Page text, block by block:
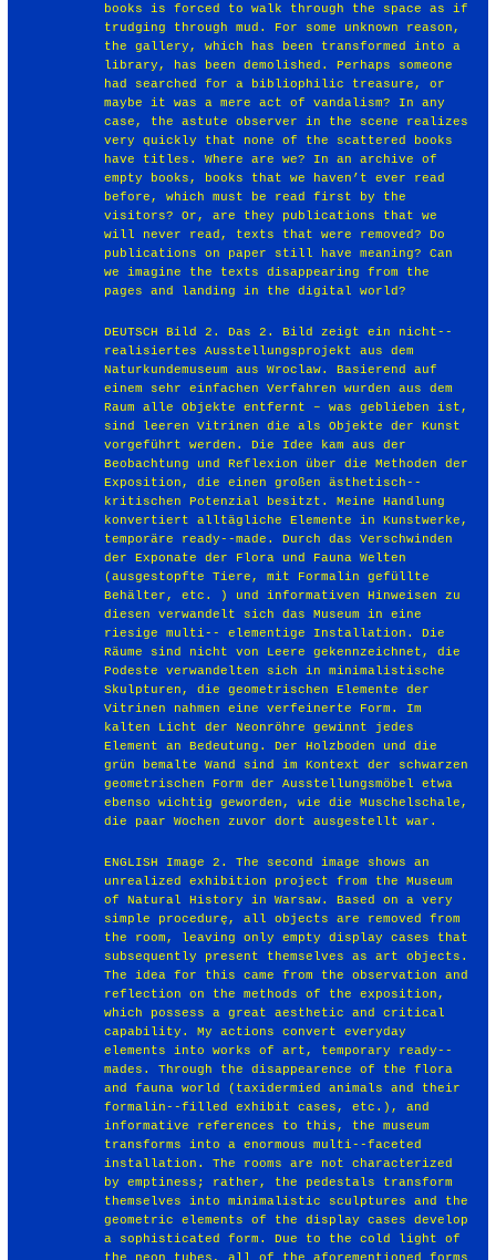
books is forced to walk through the space as if
trudging through mud. For some unknown reason,
the gallery, which has been transformed into a
library, has been demolished. Perhaps someone
had searched for a bibliophilic treasure, or
maybe it was a mere act of vandalism? In any
case, the astute observer in the scene realizes
very quickly that none of the scattered books
have titles. Where are we? In an archive of
empty books, books that we haven’t ever read
before, which must be read first by the
visitors? Or, are they publications that we
will never read, texts that were removed? Do
publications on paper still have meaning? Can
we imagine the texts disappearing from the
pages and landing in the digital world?
DEUTSCH Bild 2. Das 2. Bild zeigt ein nicht-­‐
realisiertes Ausstellungsprojekt aus dem
Naturkundemuseum aus Wroclaw. Basierend auf
einem sehr einfachen Verfahren wurden aus dem
Raum alle Objekte entfernt – was geblieben ist,
sind leeren Vitrinen die als Objekte der Kunst
vorgeführt werden. Die Idee kam aus der
Beobachtung und Reflexion über die Methoden der
Exposition, die einen großen ästhetisch-­‐
kritischen Potenzial besitzt. Meine Handlung
konvertiert alltägliche Elemente in Kunstwerke,
temporäre ready-­‐made. Durch das Verschwinden
der Exponate der Flora und Fauna Welten
(ausgestopfte Tiere, mit Formalin gefüllte
Behälter, etc. ) und informativen Hinweisen zu
diesen verwandelt sich das Museum in eine
riesige multi-­‐ elementige Installation. Die
Räume sind nicht von Leere gekennzeichnet, die
Podeste verwandelten sich in minimalistische
Skulpturen, die geometrischen Elemente der
Vitrinen nahmen eine verfeinerte Form. Im
kalten Licht der Neonröhre gewinnt jedes
Element an Bedeutung. Der Holzboden und die
grün bemalte Wand sind im Kontext der schwarzen
geometrischen Form der Ausstellungsmöbel etwa
ebenso wichtig geworden, wie die Muschelschale,
die paar Wochen zuvor dort ausgestellt war.
ENGLISH Image 2. The second image shows an
unrealized exhibition project from the Museum
of Natural History in Warsaw. Based on a very
simple procedurę, all objects are removed from
the room, leaving only empty display cases that
subsequently present themselves as art objects.
The idea for this came from the observation and
reflection on the methods of the exposition,
which possess a great aesthetic and critical
capability. My actions convert everyday
elements into works of art, temporary ready-­‐
mades. Through the disappearence of the flora
and fauna world (taxidermied animals and their
formalin-­‐filled exhibit cases, etc.), and
informative references to this, the museum
transforms into a enormous multi-­‐faceted
installation. The rooms are not characterized
by emptiness; rather, the pedestals transform
themselves into minimalistic sculptures and the
geometric elements of the display cases develop
a sophisticated form. Due to the cold light of